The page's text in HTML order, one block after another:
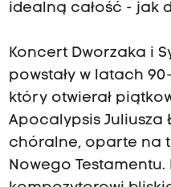
idealną całość - jak
Koncert Dworzaka i
powstały w latach
który otwierał
Apocalypsis Juliusza
chóralne, oparte na
Nowego Testamentu.